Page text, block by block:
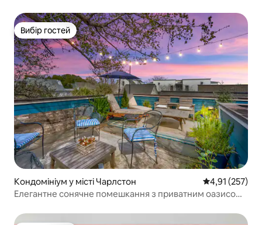
Вибір гостей
Вибір гостей
Кондомініум у місті Чарлстон Середня
4,91 (257)
Елегантне сонячне помешкання з приватним оазисом